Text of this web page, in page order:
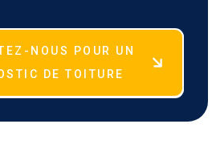
NOUS POUR UN
DE TOITURE